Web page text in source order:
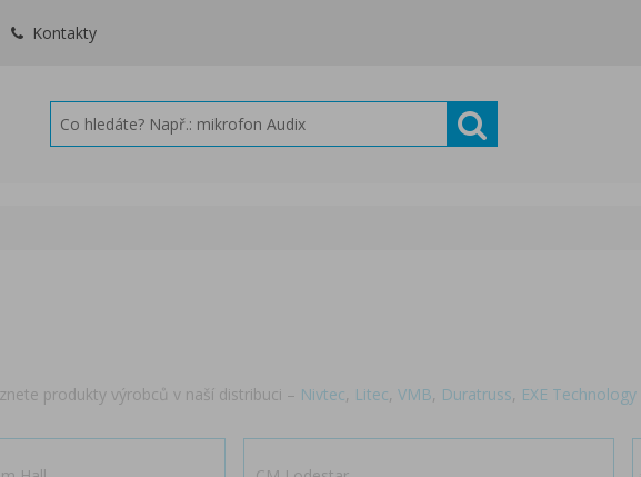
Kontakty
produkty výrobců v naší distribuci – Nivtec, Litec, VMB, Duratruss, EXE Technology